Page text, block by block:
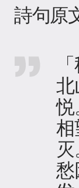
詩句原
北
悦
相
灭
愁